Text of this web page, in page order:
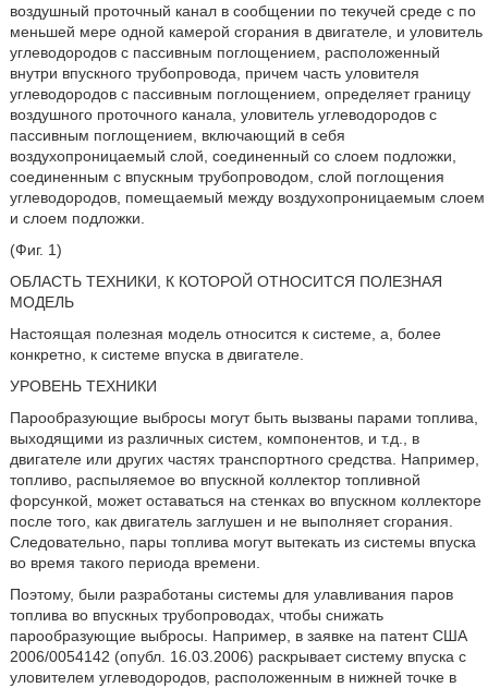
воздушный проточный канал в сообщении по текучей среде с по
меньшей мере одной камерой сгорания в двигателе, и уловитель
углеводородов с пассивным поглощением, расположенный
внутри впускного трубопровода, причем часть уловителя
углеводородов с пассивным поглощением, определяет границу
воздушного проточного канала, уловитель углеводородов с
пассивным поглощением, включающий в себя
воздухопроницаемый слой, соединенный со слоем подложки,
соединенным с впускным трубопроводом, слой поглощения
углеводородов, помещаемый между воздухопроницаемым слоем
и слоем подложки.
(Фиг. 1)
ОБЛАСТЬ ТЕХНИКИ, К КОТОРОЙ ОТНОСИТСЯ ПОЛЕЗНАЯ
МОДЕЛЬ
Настоящая полезная модель относится к системе, а, более
конкретно, к системе впуска в двигателе.
УРОВЕНЬ ТЕХНИКИ
Парообразующие выбросы могут быть вызваны парами топлива,
выходящими из различных систем, компонентов, и т.д., в
двигателе или других частях транспортного средства. Например,
топливо, распыляемое во впускной коллектор топливной
форсункой, может оставаться на стенках во впускном коллекторе
после того, как двигатель заглушен и не выполняет сгорания.
Следовательно, пары топлива могут вытекать из системы впуска
во время такого периода времени.
Поэтому, были разработаны системы для улавливания паров
топлива во впускных трубопроводах, чтобы снижать
парообразующие выбросы. Например, в заявке на патент США
2006/0054142 (опубл. 16.03.2006) раскрывает систему впуска с
уловителем углеводородов, расположенным в нижней точке в